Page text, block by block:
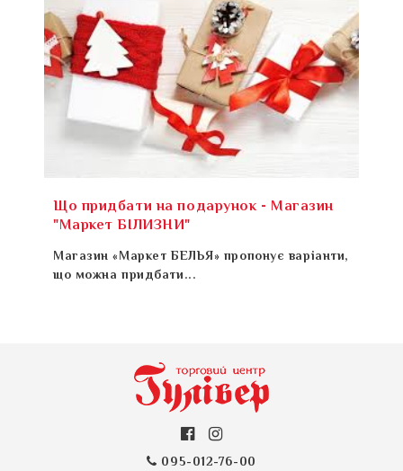
Що придбати на подарунок - Магазин
"Маркет БІЛИЗНИ"
Магазин «Маркет БЕЛЬЯ» пропонує варіанти,
що можна придбати...
095-012-76-00